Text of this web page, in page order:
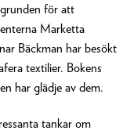
för att
Marketta
Bäckman har besökt
textilier. Bokens
har glädje av dem.
tankar om